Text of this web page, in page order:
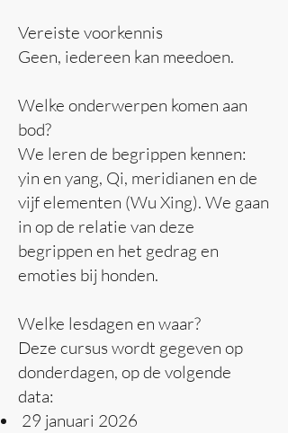
Vereiste voorkennis
Geen, iedereen kan meedoen.
Welke onderwerpen komen aan
bod?
We leren de begrippen kennen:
yin en yang, Qi, meridianen en de
vijf elementen (Wu Xing). We gaan
in op de relatie van deze
begrippen en het gedrag en
emoties bij honden.
Welke lesdagen en waar?
Deze cursus wordt gegeven op
donderdagen, op de volgende
data:
29 januari 2026